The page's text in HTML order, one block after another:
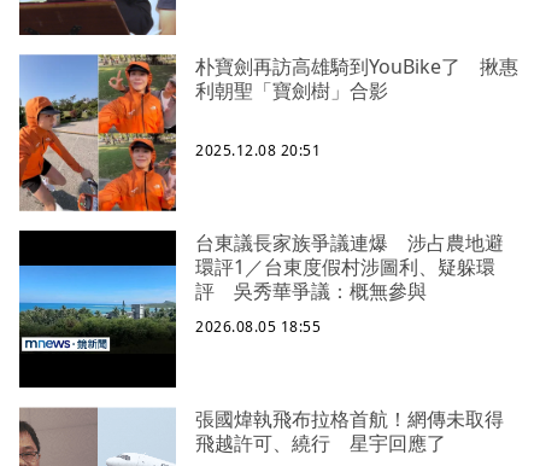
朴寶劍再訪高雄騎到YouBike了 揪惠
利朝聖「寶劍樹」合影
2025.12.08 20:51
台東議長家族爭議連爆 涉占農地避
環評1／台東度假村涉圖利、疑躲環
評 吳秀華爭議：概無參與
2026.08.05 18:55
張國煒執飛布拉格首航！網傳未取得
飛越許可、繞行 星宇回應了